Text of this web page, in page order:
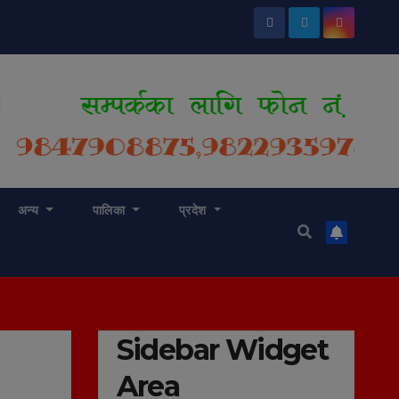
अन्य पालिका प्रदेश
Sidebar Widget
Area